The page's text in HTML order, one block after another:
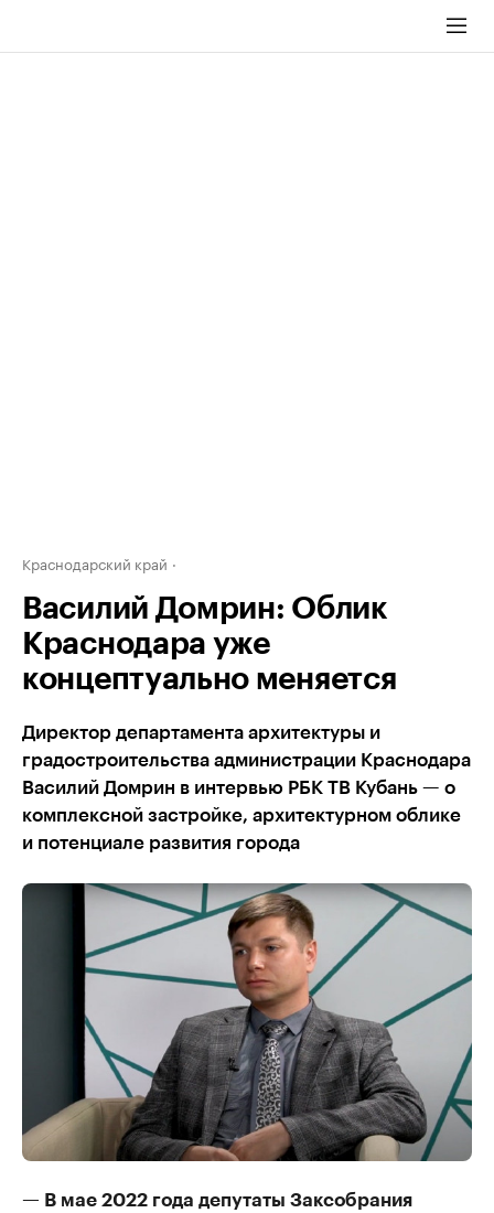
Краснодарский край
Василий Домрин: Облик
Краснодара уже
концептуально меняется
Директор департамента архитектуры и
градостроительства администрации Краснодара
Василий Домрин в интервью РБК ТВ Кубань — о
комплексной застройке, архитектурном облике
и потенциале развития города
— В мае 2022 года депутаты Заксобрания